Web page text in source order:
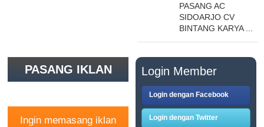
PASANG AC
SIDOARJO CV
BINTANG KARYA ...
PASANG IKLAN
Ingin memasang iklan
Login Member
Login dengan Facebook
Login dengan Twitter